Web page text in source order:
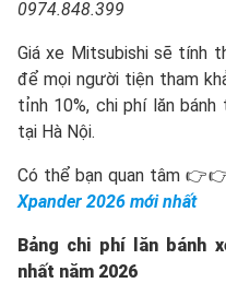
0974.848.399
Giá xe Mitsubishi sẽ tính
để mọi người tiện tham
tỉnh 10%, chi phí lăn bánh
tại Hà Nội.
Có thể bạn quan tâm
Xpander 2026 mới nhất
Bảng chi phí lăn bánh
nhất năm 2026